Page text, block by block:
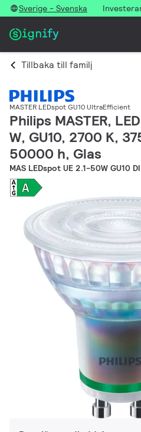
Sverige - Svenska
Tillbaka till familj
MASTER LEDspot GU10 UltraEfficient
Philips MASTER,
W, GU10, 2700 K,
50000 h, Glas
MAS LEDspot UE 2.1-50W GU10